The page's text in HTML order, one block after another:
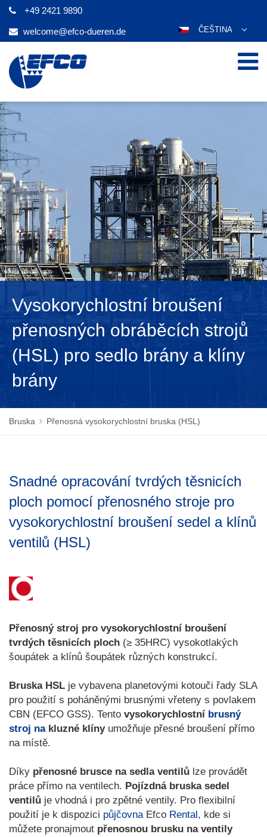
+49 2421 9890
welcome@efco-dueren.de
POLSKI
عربي
한국어
日本語
ČEŠTINA
PORTUGUÊS
РУССКИЙ
TÜRKÇE
MAGYAR
NEDERLANDS
Vysokorychlostní broušení
přenosných obráběcích strojů
(HSL) pro sedlo brány a klíny
brány
Bruska Přenosná vysokorychlostní bruska (HSL)
Snadné opracování tvrdých těsnicích
ploch pomocí přenosného stroje pro
vysokorychlostní broušení sedel a klínů
ventilů (HSL)
Přenosný stroj pro vysokorychlostní broušení
tvrdých těsnicích ploch (≥ 35HRC) vysokotlakých
šoupátek a klínů šoupátek různých konstrukcí.
Bruska HSL je vybavena planetovými kotouči řady SLA
pro použití s poháněnými brusnými vřeteny s povlakem
CBN (EFCO GSS). Tento vysokorychlostní brusný
stroj nakluzné klíny umožňuje přesné broušení přímo
na místě.
Díky přenosné brusce na sedla ventilů lze provádět
práce přímo na ventilech. Pojízdná bruska sedel
ventilů je vhodná i pro zpětné ventily. Pro flexibilní
použití je k dispozici půjčovnaEfco Rental, kde si
můžete pronajmout přenosnou brusku na ventily